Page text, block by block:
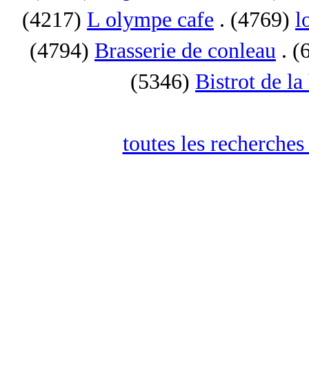
(4217) L olympe cafe . (4769)
(4794) Brasserie de conleau .
(5346) Bistrot de la
toutes les